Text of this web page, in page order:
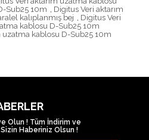
Sub25 10m
Digitus Veri aktarım
kalıplanmış bej
Digitus Veri
kablosu D-Sub25 10m
uzatma kablosu D-Sub25 10m
Olun ! Tüm İndirim ve
Haberiniz Olsun !